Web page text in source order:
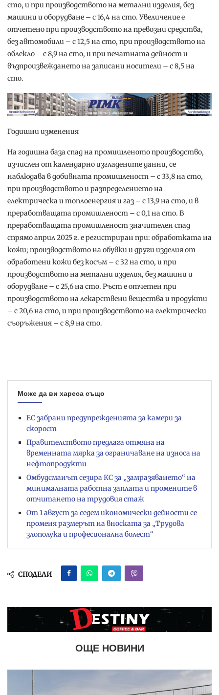
сто, и при производството на метални изделия, без
машини и oборудване – с 16,4 на сто. Увеличение е
отчетено при производството на превозни средства,
без автомобили – с 12,5 на сто, при производството на
облекло – с 8,9 на сто, и при печатната дейност и
възпроизвеждането на записани носители – с 8,5 на
сто.
Годишни изменения
На годишна база спад на промишленото производство,
изчислен от календарно изгладените данни, се
наблюдава в добивната промишленост – с 33,8 на сто,
при производството и разпределението на
електрическа и топлоенергия и газ – с 13,9 на сто, и в
преработващата промишленост – с 0,1 на сто. В
преработващата промишленост значителен спад
спрямо април 2025 г. е регистриран при: обработката на
кожи; производството на обувки и други изделия от
обработени кожи без косъм – с 32 на сто, и при
производството на метални изделия, без машини и
oборудване – с 25,6 на сто. Ръст е отчетен при
производството на лекарствени вещества и продукти
– с 20,6 на сто, и при производството на електрически
съоръжения – с 8,9 на сто.
Може да ви хареса също
ЕС забрани предупрежденията за камери за
скорост
Правителството предлага отмяна на
временната мярка за ограничаване на износа на
нефтопродукти
Омбудсманът сезира КС за „замразяването“ на
минималната работна заплата и промените в
отчитането на трудовия стаж
От 1 август за седем икономически дейности се
променя размерът на вноската за „Трудова
злополука и професионална болест“
СПОДЕЛИ
ОЩЕ НОВИНИ